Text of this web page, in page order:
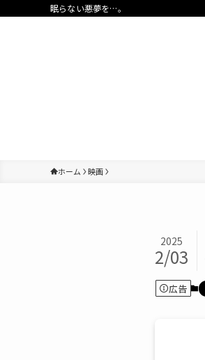
眠らない悪夢を…。
ホーム 映画
2025
2/03
広告